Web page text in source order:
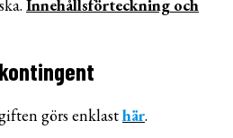
Innehållsförteckning och
görs enklasthär.